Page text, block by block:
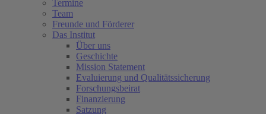
Termine
Team
Freunde und Förderer
Das Institut
Über uns
Geschichte
Mission Statement
Evaluierung und Qualitätssicherung
Forschungsbeirat
Finanzierung
Satzung